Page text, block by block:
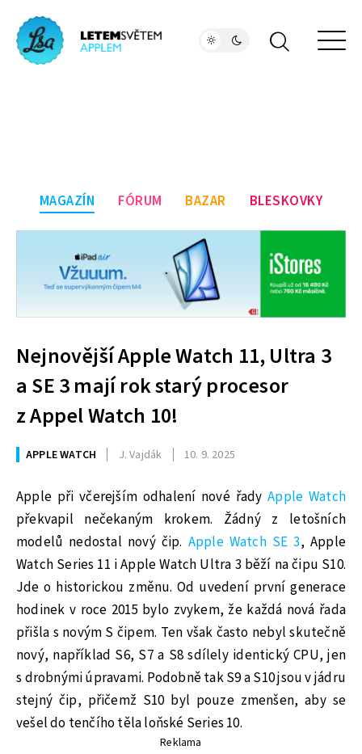
MAGAZÍN FÓRUM BAZAR BLESKOVKY
Nejnovější Apple Watch 11, Ultra 3
a SE 3 mají rok starý procesor
z Appel Watch 10!
APPLE WATCH J. Vajdák 10. 9. 2025
Apple při včerejším odhalení nové řadyApple Watch
překvapil nečekaným krokem. Žádný z letošních
modelů nedostal nový čip. Apple Watch SE 3, Apple
Watch Series 11 i Apple Watch Ultra 3 běží na čipu S10.
Jde o historickou změnu. Od uvedení první generace
hodinek v roce 2015 bylo zvykem, že každá nová řada
přišla s novým S čipem. Ten však často nebyl skutečně
nový, například S6, S7 a S8 sdílely identický CPU, jen
s drobnými úpravami. Podobně tak S9 a S10 jsou v jádru
stejný čip, přičemž S10 byl pouze zmenšen, aby se
vešel do tenčího těla loňské Series 10.
Reklama